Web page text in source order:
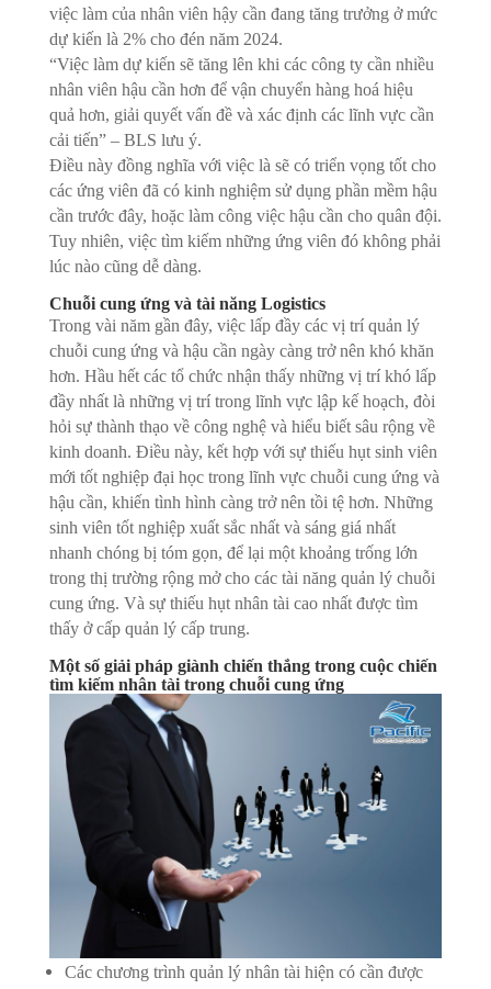
việc làm của nhân viên hậy cần đang tăng trưởng ở mức
dự kiến là 2% cho đén năm 2024.
“Việc làm dự kiến sẽ tăng lên khi các công ty cần nhiều
nhân viên hậu cần hơn để vận chuyển hàng hoá hiệu
quả hơn, giải quyết vấn đề và xác định các lĩnh vực cần
cải tiến” – BLS lưu ý.
Điều này đồng nghĩa với việc là sẽ có triển vọng tốt cho
các ứng viên đã có kinh nghiệm sử dụng phần mềm hậu
cần trước đây, hoặc làm công việc hậu cần cho quân đội.
Tuy nhiên, việc tìm kiếm những ứng viên đó không phải
lúc nào cũng dễ dàng.
Chuỗi cung ứng và tài năng Logistics
Trong vài năm gần đây, việc lấp đầy các vị trí quản lý
chuỗi cung ứng và hậu cần ngày càng trở nên khó khăn
hơn. Hầu hết các tổ chức nhận thấy những vị trí khó lấp
đầy nhất là những vị trí trong lĩnh vực lập kế hoạch, đòi
hỏi sự thành thạo về công nghệ và hiểu biết sâu rộng về
kinh doanh. Điều này, kết hợp với sự thiếu hụt sinh viên
mới tốt nghiệp đại học trong lĩnh vực chuỗi cung ứng và
hậu cần, khiến tình hình càng trở nên tồi tệ hơn. Những
sinh viên tốt nghiệp xuất sắc nhất và sáng giá nhất
nhanh chóng bị tóm gọn, để lại một khoảng trống lớn
trong thị trường rộng mở cho các tài năng quản lý chuỗi
cung ứng. Và sự thiếu hụt nhân tài cao nhất được tìm
thấy ở cấp quản lý cấp trung.
Một số giải pháp giành chiến thắng trong cuộc chiến
tìm kiếm nhân tài trong chuỗi cung ứng
Các chương trình quản lý nhân tài hiện có cần được